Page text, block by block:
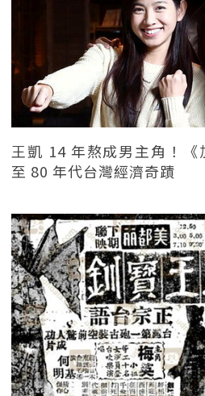
王凱 14 年熬成男主角！
至 80 年代台灣經濟奇蹟